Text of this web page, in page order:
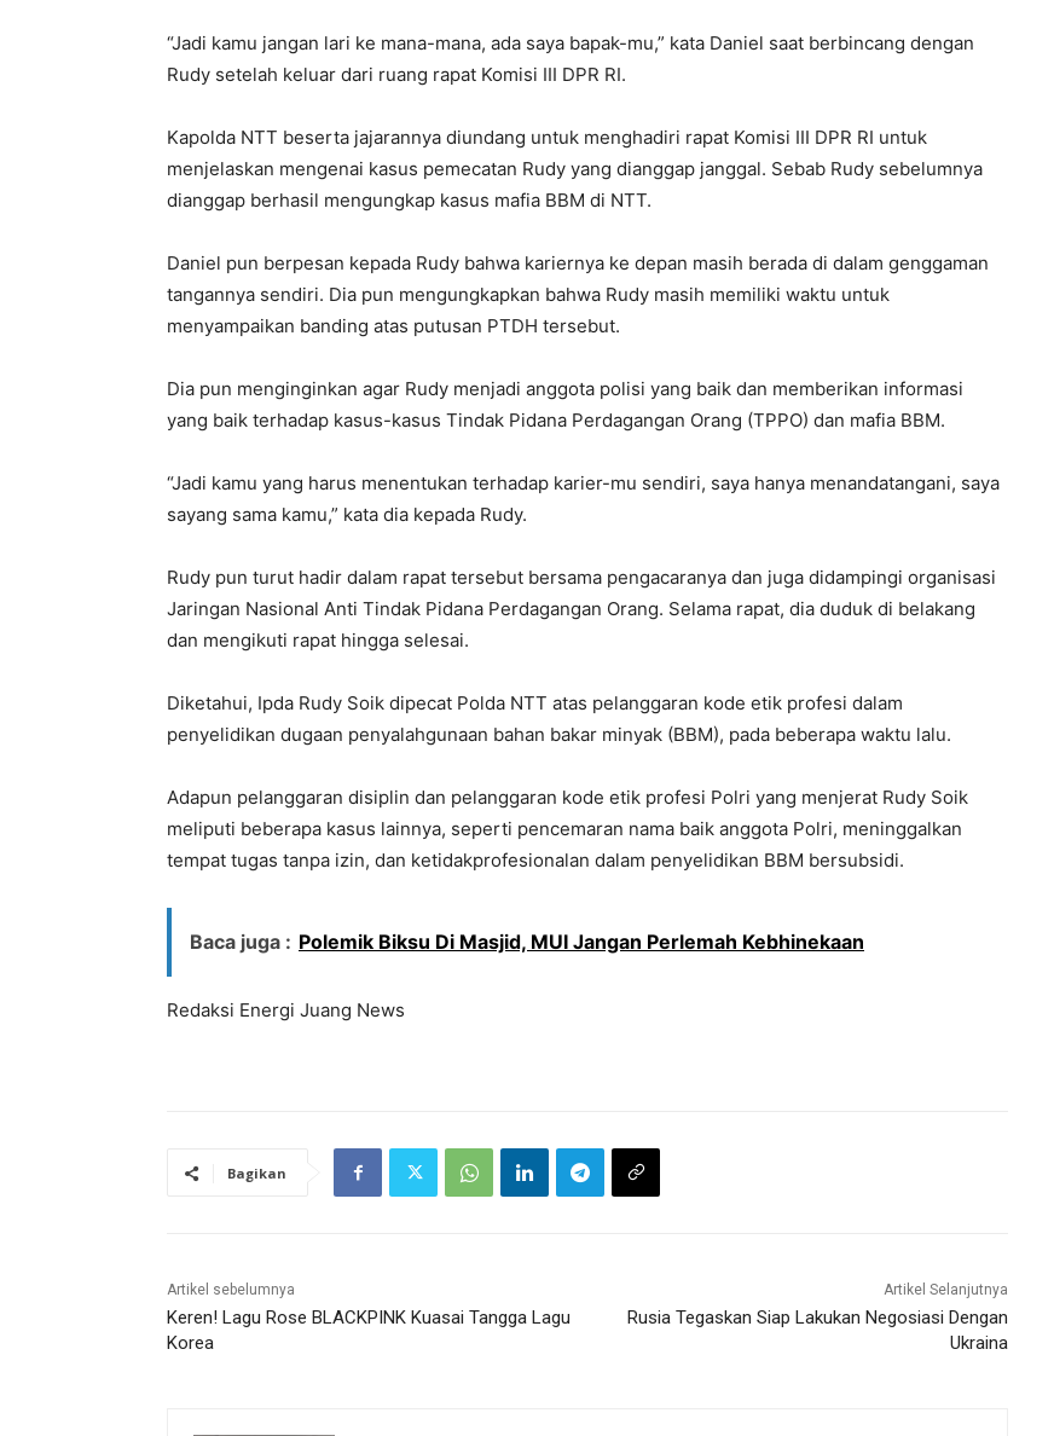
“Jadi kamu jangan lari ke mana-mana, ada saya bapak-mu,” kata Daniel saat berbincang dengan
Rudy setelah keluar dari ruang rapat Komisi III DPR RI.
Kapolda NTT beserta jajarannya diundang untuk menghadiri rapat Komisi III DPR RI untuk
menjelaskan mengenai kasus pemecatan Rudy yang dianggap janggal. Sebab Rudy sebelumnya
dianggap berhasil mengungkap kasus mafia BBM di NTT.
Daniel pun berpesan kepada Rudy bahwa kariernya ke depan masih berada di dalam genggaman
tangannya sendiri. Dia pun mengungkapkan bahwa Rudy masih memiliki waktu untuk
menyampaikan banding atas putusan PTDH tersebut.
Dia pun menginginkan agar Rudy menjadi anggota polisi yang baik dan memberikan informasi
yang baik terhadap kasus-kasus Tindak Pidana Perdagangan Orang (TPPO) dan mafia BBM.
“Jadi kamu yang harus menentukan terhadap karier-mu sendiri, saya hanya menandatangani, saya
sayang sama kamu,” kata dia kepada Rudy.
Rudy pun turut hadir dalam rapat tersebut bersama pengacaranya dan juga didampingi organisasi
Jaringan Nasional Anti Tindak Pidana Perdagangan Orang. Selama rapat, dia duduk di belakang
dan mengikuti rapat hingga selesai.
Diketahui, Ipda Rudy Soik dipecat Polda NTT atas pelanggaran kode etik profesi dalam
penyelidikan dugaan penyalahgunaan bahan bakar minyak (BBM), pada beberapa waktu lalu.
Adapun pelanggaran disiplin dan pelanggaran kode etik profesi Polri yang menjerat Rudy Soik
meliputi beberapa kasus lainnya, seperti pencemaran nama baik anggota Polri, meninggalkan
tempat tugas tanpa izin, dan ketidakprofesionalan dalam penyelidikan BBM bersubsidi.
Baca juga : Polemik Biksu Di Masjid, MUI Jangan Perlemah Kebhinekaan
Redaksi Energi Juang News
Bagikan
Artikel sebelumnya
Keren! Lagu Rose BLACKPINK Kuasai Tangga Lagu
Korea
Artikel Selanjutnya
Rusia Tegaskan Siap Lakukan Negosiasi Dengan
Ukraina